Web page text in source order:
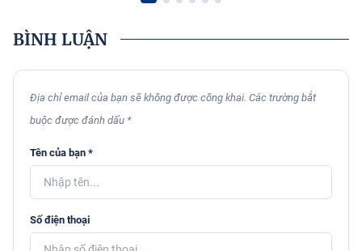
BÌNH LUẬN
Địa chỉ email của bạn sẽ không được công khai. Các trường bắt
buộc được đánh dấu *
Tên của bạn *
Số điện thoại